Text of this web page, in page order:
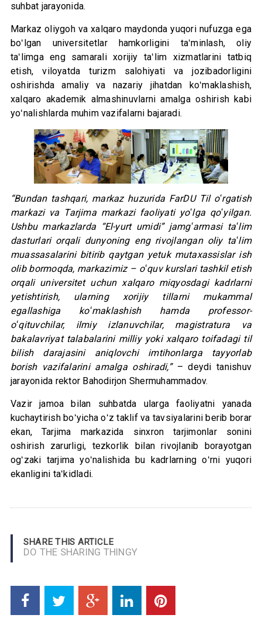
suhbat jarayonida.
Markaz oliygoh va xalqaro maydonda yuqori nufuzga ega
boʻlgan universitetlar hamkorligini taʻminlash, oliy
taʻlimga eng samarali xorijiy taʻlim xizmatlarini tatbiq
etish, viloyatda turizm salohiyati va jozibadorligini
oshirishda amaliy va nazariy jihatdan koʻmaklashish,
xalqaro akademik almashinuvlarni amalga oshirish kabi
yoʻnalishlarda muhim vazifalarni bajaradi.
“Bundan tashqari, markaz huzurida FarDU Til oʻrgatish
markazi va Tarjima markazi faoliyati yoʻlga qoʻyilgan.
Ushbu markazlarda “El-yurt umidi” jamgʻarmasi taʻlim
dasturlari orqali dunyoning eng rivojlangan oliy taʻlim
muassasalarini bitirib qaytgan yetuk mutaxassislar ish
olib bormoqda, markazimiz – oʻquv kurslari tashkil etish
orqali universitet uchun xalqaro miqyosdagi kadrlarni
yetishtirish, ularning xorijiy tillarni mukammal
egallashiga koʻmaklashish hamda professor-
oʻqituvchilar, ilmiy izlanuvchilar, magistratura va
bakalavriyat talabalarini milliy yoki xalqaro toifadagi til
bilish darajasini aniqlovchi imtihonlarga tayyorlab
borish vazifalarini amalga oshiradi,” – deydi tanishuv
jarayonida rektor Bahodirjon Shermuhammadov.
Vazir jamoa bilan suhbatda ularga faoliyatni yanada
kuchaytirish boʻyicha oʻz taklif va tavsiyalarini berib borar
ekan, Tarjima markazida sinxron tarjimonlar sonini
oshirish zarurligi, tezkorlik bilan rivojlanib borayotgan
ogʻzaki tarjima yoʻnalishida bu kadrlarning oʻrni yuqori
ekanligini taʻkidladi.
SHARE THIS ARTICLE
DO THE SHARING THINGY